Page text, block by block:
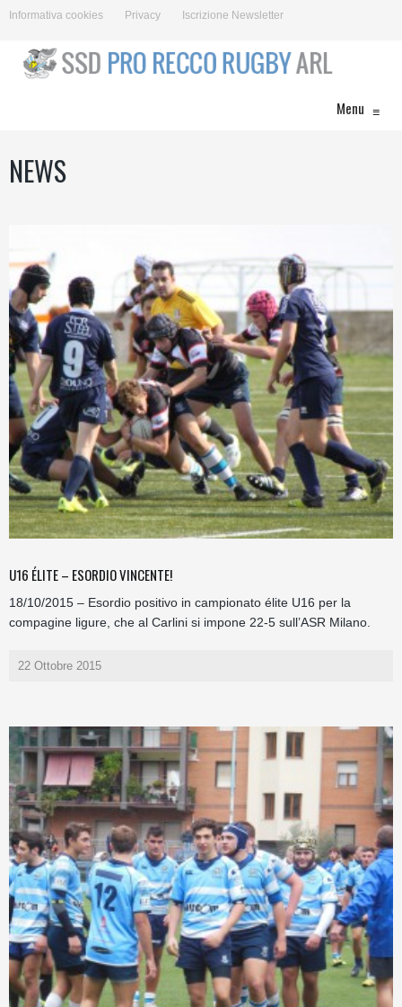
Informativa cookies Privacy Iscrizione Newsletter
Menu ≡
NEWS
U16 ÉLITE – ESORDIO VINCENTE!
18/10/2015 – Esordio positivo in campionato élite U16 per la
compagine ligure, che al Carlini si impone 22-5 sull’ASR Milano.
22 Ottobre 2015